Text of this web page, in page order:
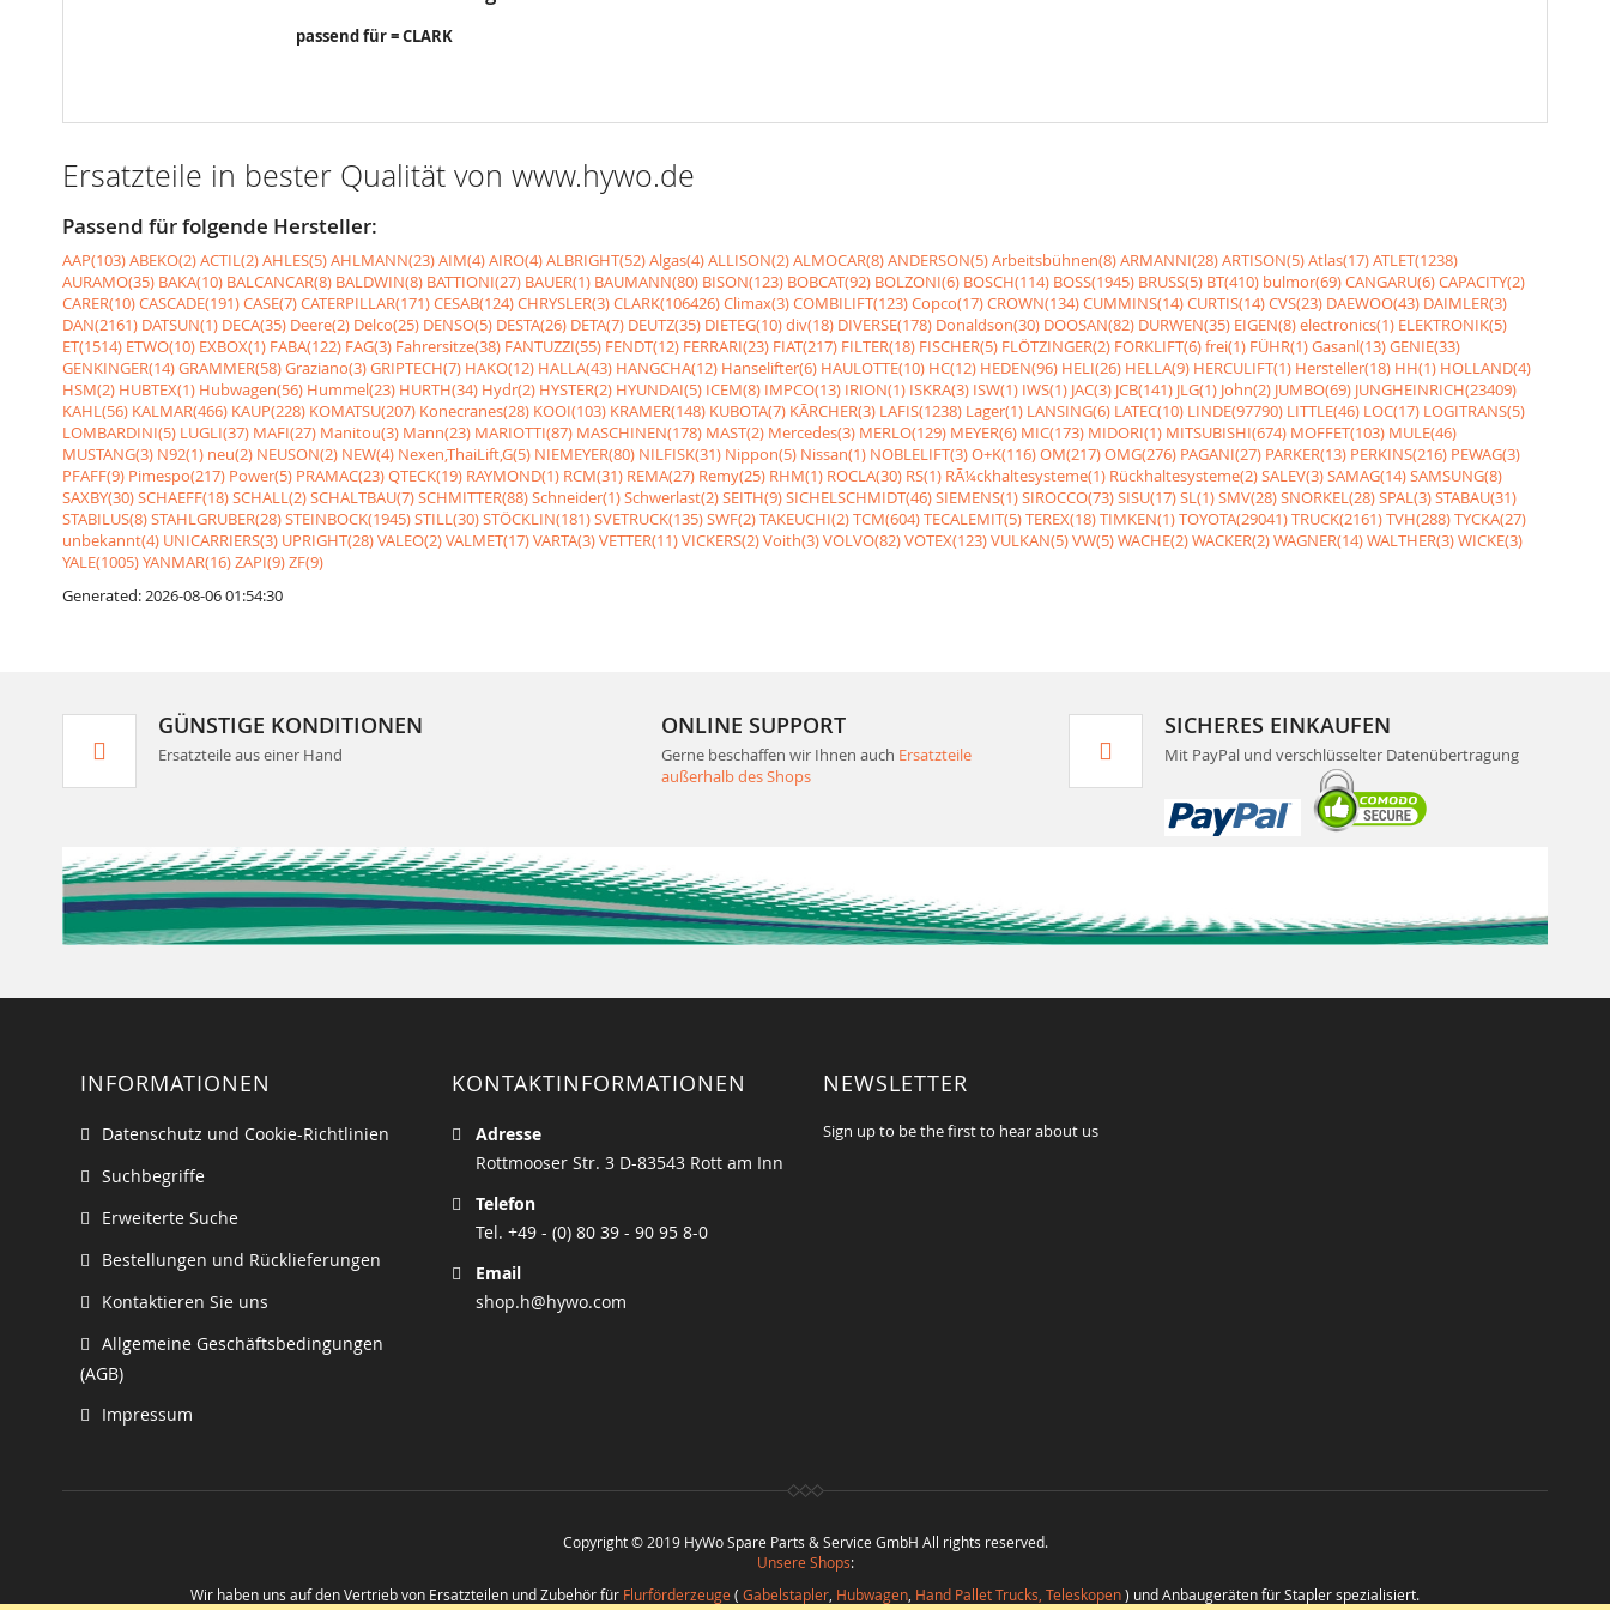
passend für = CLARK
Ersatzteile in bester Qualität von www.hywo.de
Passend für folgende Hersteller:
AAP(103)ABEKO(2)ACTIL(2)AHLES(5)AHLMANN(23)AIM(4)AIRO(4)ALBRIGHT(52)Algas(4)ALLISON(2)ALMOCAR(8)ANDERSON(5)Arbeitsbühnen(8)ARMANNI(28)ARTISON(5)Atlas(17)ATLET(1238)
AURAMO(35) BAKA(10) BALCANCAR(8) BALDWIN(8) BATTIONI(27) BAUER(1) BAUMANN(80) BISON(123) BOBCAT(92) BOLZONI(6) BOSCH(114) BOSS(1945) BRUSS(5) BT(410) bulmor(69)CANGARU(6)CAPACITY(2)
CARER(10)CASCADE(191)CASE(7)CATERPILLAR(171)CESAB(124)CHRYSLER(3)CLARK(106426)Climax(3)COMBILIFT(123)Copco(17)CROWN(134)CUMMINS(14)CURTIS(14)CVS(23) DAEWOO(43) DAIMLER(3)
DAN(2161) DATSUN(1) DECA(35) Deere(2) Delco(25) DENSO(5) DESTA(26) DETA(7) DEUTZ(35) DIETEG(10)div(18) DIVERSE(178) Donaldson(30) DOOSAN(82) DURWEN(35) EIGEN(8)electronics(1) ELEKTRONIK(5)
ET(1514) ETWO(10) EXBOX(1) FABA(122) FAG(3) Fahrersitze(38) FANTUZZI(55) FENDT(12) FERRARI(23) FIAT(217) FILTER(18) FISCHER(5) FLÖTZINGER(2) FORKLIFT(6)frei(1) FÜHR(1)Gasanl(13)GENIE(33)
GENKINGER(14)GRAMMER(58)Graziano(3)GRIPTECH(7) HAKO(12) HALLA(43) HANGCHA(12) Hanselifter(6) HAULOTTE(10) HC(12) HEDEN(96) HELI(26) HELLA(9) HERCULIFT(1) Hersteller(18) HH(1) HOLLAND(4)
HSM(2) HUBTEX(1) Hubwagen(56) Hummel(23) HURTH(34) Hydr(2) HYSTER(2) HYUNDAI(5) ICEM(8) IMPCO(13) IRION(1) ISKRA(3) ISW(1) IWS(1) JAC(3) JCB(141) JLG(1) John(2) JUMBO(69) JUNGHEINRICH(23409)
KAHL(56) KALMAR(466) KAUP(228) KOMATSU(207) Konecranes(28) KOOI(103) KRAMER(148) KUBOTA(7) KÃRCHER(3) LAFIS(1238) Lager(1) LANSING(6) LATEC(10) LINDE(97790) LITTLE(46) LOC(17) LOGITRANS(5)
LOMBARDINI(5) LUGLI(37) MAFI(27) Manitou(3) Mann(23) MARIOTTI(87) MASCHINEN(178) MAST(2) Mercedes(3) MERLO(129) MEYER(6) MIC(173) MIDORI(1) MITSUBISHI(674) MOFFET(103) MULE(46)
MUSTANG(3) N92(1) neu(2) NEUSON(2) NEW(4) Nexen,ThaiLift,G(5) NIEMEYER(80) NILFISK(31) Nippon(5) Nissan(1) NOBLELIFT(3)O+K(116)OM(217)OMG(276) PAGANI(27) PARKER(13) PERKINS(216) PEWAG(3)
PFAFF(9) Pimespo(217) Power(5) PRAMAC(23)QTECK(19) RAYMOND(1) RCM(31) REMA(27) Remy(25) RHM(1) ROCLA(30) RS(1) RÃ¼ckhaltesysteme(1) Rückhaltesysteme(2)SALEV(3)SAMAG(14)SAMSUNG(8)
SAXBY(30)SCHAEFF(18)SCHALL(2)SCHALTBAU(7)SCHMITTER(88)Schneider(1)Schwerlast(2)SEITH(9)SICHELSCHMIDT(46)SIEMENS(1)SIROCCO(73)SISU(17)SL(1)SMV(28)SNORKEL(28)SPAL(3)STABAU(31)
STABILUS(8)STAHLGRUBER(28)STEINBOCK(1945)STILL(30)STÖCKLIN(181)SVETRUCK(135)SWF(2)TAKEUCHI(2)TCM(604)TECALEMIT(5)TEREX(18)TIMKEN(1)TOYOTA(29041)TRUCK(2161)TVH(288)TYCKA(27)
unbekannt(4) UNICARRIERS(3) UPRIGHT(28)VALEO(2)VALMET(17)VARTA(3)VETTER(11)VICKERS(2)Voith(3)VOLVO(82)VOTEX(123)VULKAN(5)VW(5)WACHE(2)WACKER(2)WAGNER(14)WALTHER(3)WICKE(3)
YALE(1005)YANMAR(16)ZAPI(9)ZF(9)
Generated: 2026-08-06 01:54:30
GÜNSTIGE KONDITIONEN
Ersatzteile aus einer Hand
ONLINE SUPPORT
Gerne beschaffen wir Ihnen auch Ersatzteile
außerhalb des Shops
SICHERES EINKAUFEN
Mit PayPal und verschlüsselter Datenübertragung
INFORMATIONEN
Datenschutz und Cookie-Richtlinien
Suchbegriffe
Erweiterte Suche
Bestellungen und Rücklieferungen
Kontaktieren Sie uns
Allgemeine Geschäftsbedingungen
(AGB)
Impressum
KONTAKTINFORMATIONEN
Adresse
Rottmooser Str. 3 D-83543 Rott am Inn
Telefon
Tel. +49 - (0) 80 39 - 90 95 8-0
Email
shop.h@hywo.com
NEWSLETTER
Sign up to be the first to hear about us
Copyright © 2019 HyWo Spare Parts & Service GmbH All rights reserved.
Unsere Shops:
Wir haben uns auf den Vertrieb von Ersatzteilen und Zubehör für Flurförderzeuge ( Gabelstapler, Hubwagen, Hand Pallet Trucks, Teleskopen) und Anbaugeräten für Stapler spezialisiert.